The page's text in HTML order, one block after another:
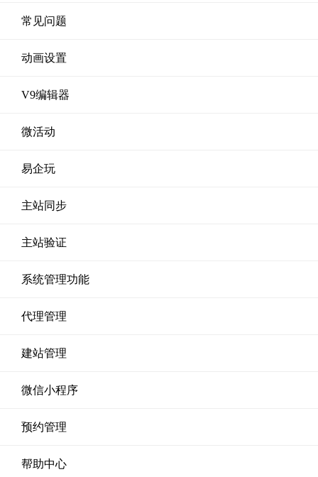
常见问题
动画设置
V9编辑器
微活动
易企玩
主站同步
主站验证
系统管理功能
代理管理
建站管理
微信小程序
预约管理
帮助中心